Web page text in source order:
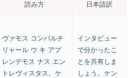
読み方 日本語訳
ヴァモス コンパルチ
リャール ウ キ アプ
レンデモス ナス エン
トレヴィスタス。ケ
インタビュー
で分かったこ
とを共有しま
しょう。ケン